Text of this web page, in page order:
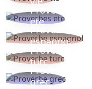
Proverbes
ete
Proverbe
espagnol
Proverbe
turc
Proverbe
grec